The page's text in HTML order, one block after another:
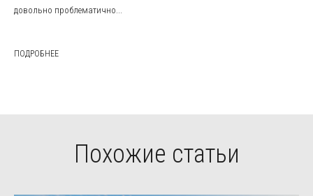
довольно проблематично...
ПОДРОБНЕЕ
Похожие статьи